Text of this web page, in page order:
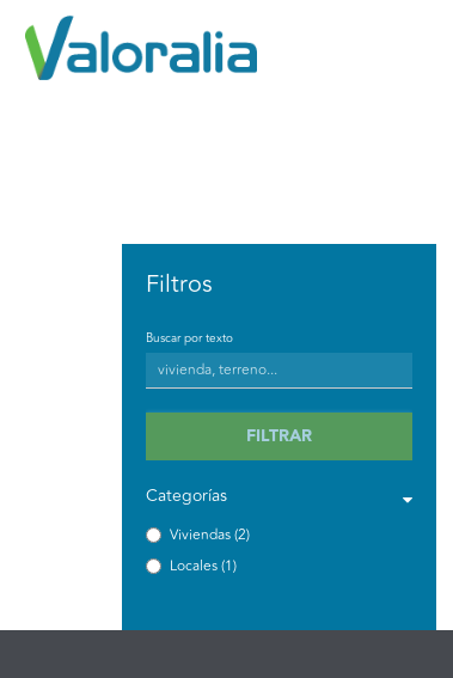
Filtros
Buscar por texto
FILTRAR
Categorías
Viviendas (2)
Locales (1)